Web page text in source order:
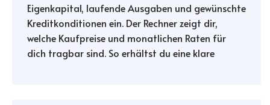
Eigenkapital, laufende Ausgaben und gewünschte
Kreditkonditionen ein. Der Rechner zeigt dir,
welche Kaufpreise und monatlichen Raten für
dich tragbar sind. So erhältst du eine klare